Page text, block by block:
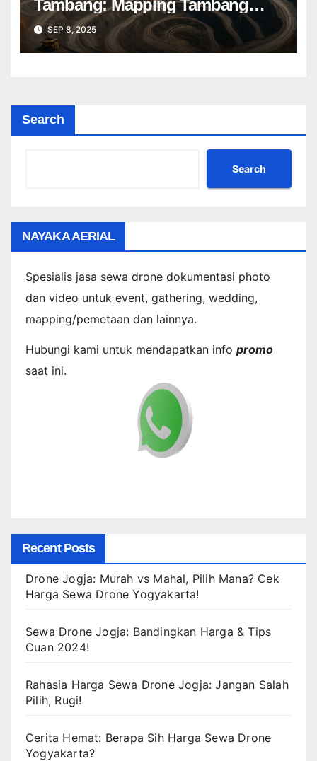
Tambang: Mapping Tambang
Profesional Lebih Cepat & Akurat
SEP 8, 2025
Search
Search
NAYAKA AERIAL
Spesialis jasa sewa drone dokumentasi photo
dan video untuk event, gathering, wedding,
mapping/pemetaan dan lainnya.
Hubungi kami untuk mendapatkan info promo
saat ini.
Recent Posts
Drone Jogja: Murah vs Mahal, Pilih Mana? Cek
Harga Sewa Drone Yogyakarta!
Sewa Drone Jogja: Bandingkan Harga & Tips
Cuan 2024!
Rahasia Harga Sewa Drone Jogja: Jangan Salah
Pilih, Rugi!
Cerita Hemat: Berapa Sih Harga Sewa Drone
Yogyakarta?